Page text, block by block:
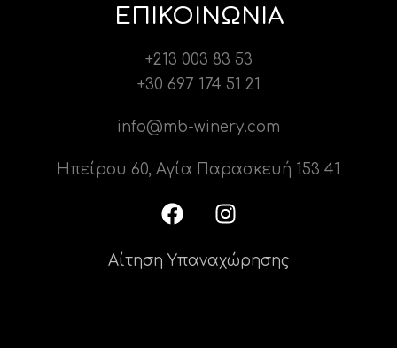
ΕΠΙΚΟΙΝΩΝΙΑ
+213 003 83 53
+30 697 174 51 21
info@mb-winery.com
Ηπείρου 60, Αγία Παρασκευή 153 41
Αίτηση Υπαναχώρησης